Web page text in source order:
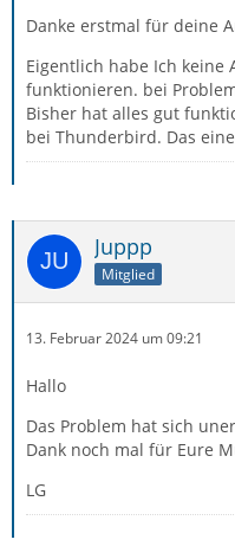
Danke erstmal für deine
Eigentlich habe Ich keine
funktionieren. bei
Bisher hat alles gut
bei Thunderbird. Das
Juppp
Mitglied
13. Februar 2024 um 09:21
Hallo
Das Problem hat sich
Dank noch mal für Eure
LG